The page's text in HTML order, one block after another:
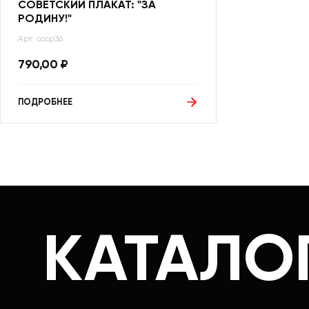
СОВЕТСКИЙ ПЛАКАТ: "ЗА
РОДИНУ!"
Арт: ссср36
790,00 ₽
ПОДРОБНЕЕ